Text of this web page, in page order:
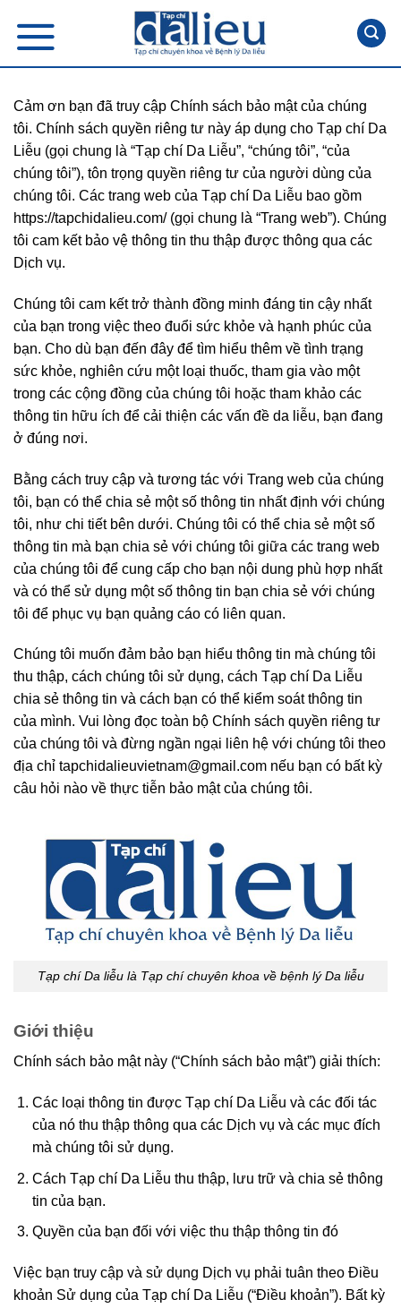
content
Cảm ơn bạn đã truy cập Chính sách bảo mật của chúng
tôi. Chính sách quyền riêng tư này áp dụng cho Tạp chí Da
Liễu (gọi chung là “Tạp chí Da Liễu”, “chúng tôi”, “của
chúng tôi”), tôn trọng quyền riêng tư của người dùng của
chúng tôi. Các trang web của Tạp chí Da Liễu bao gồm
https://tapchidalieu.com/ (gọi chung là “Trang web”). Chúng
tôi cam kết bảo vệ thông tin thu thập được thông qua các
Dịch vụ.
Chúng tôi cam kết trở thành đồng minh đáng tin cậy nhất
của bạn trong việc theo đuổi sức khỏe và hạnh phúc của
bạn. Cho dù bạn đến đây để tìm hiểu thêm về tình trạng
sức khỏe, nghiên cứu một loại thuốc, tham gia vào một
trong các cộng đồng của chúng tôi hoặc tham khảo các
thông tin hữu ích để cải thiện các vấn đề da liễu, bạn đang
ở đúng nơi.
Bằng cách truy cập và tương tác với Trang web của chúng
tôi, bạn có thể chia sẻ một số thông tin nhất định với chúng
tôi, như chi tiết bên dưới. Chúng tôi có thể chia sẻ một số
thông tin mà bạn chia sẻ với chúng tôi giữa các trang web
của chúng tôi để cung cấp cho bạn nội dung phù hợp nhất
và có thể sử dụng một số thông tin bạn chia sẻ với chúng
tôi để phục vụ bạn quảng cáo có liên quan.
Chúng tôi muốn đảm bảo bạn hiểu thông tin mà chúng tôi
thu thập, cách chúng tôi sử dụng, cách Tạp chí Da Liễu
chia sẻ thông tin và cách bạn có thể kiểm soát thông tin
của mình. Vui lòng đọc toàn bộ Chính sách quyền riêng tư
của chúng tôi và đừng ngần ngại liên hệ với chúng tôi theo
địa chỉ tapchidalieuvietnam@gmail.com nếu bạn có bất kỳ
câu hỏi nào về thực tiễn bảo mật của chúng tôi.
Tạp chí Da liễu là Tạp chí chuyên khoa về bệnh lý Da liễu
Giới thiệu
Chính sách bảo mật này (“Chính sách bảo mật”) giải thích:
Các loại thông tin được Tạp chí Da Liễu và các đối tác
của nó thu thập thông qua các Dịch vụ và các mục đích
mà chúng tôi sử dụng.
Cách Tạp chí Da Liễu thu thập, lưu trữ và chia sẻ thông
tin của bạn.
Quyền của bạn đối với việc thu thập thông tin đó
Việc bạn truy cập và sử dụng Dịch vụ phải tuân theo Điều
khoản Sử dụng của Tạp chí Da Liễu (“Điều khoản”). Bất kỳ